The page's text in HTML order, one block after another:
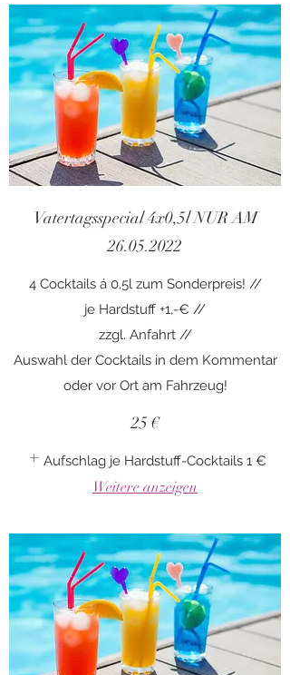
Vatertagsspecial 4x0,5l NUR AM
26.05.2022
4 Cocktails á 0,5l zum Sonderpreis! //
je Hardstuff +1,-€ //
zzgl. Anfahrt //
Auswahl der Cocktails in dem Kommentar
oder vor Ort am Fahrzeug!
25 €
Aufschlag je Hardstuff-Cocktails 1 €
Weitere anzeigen